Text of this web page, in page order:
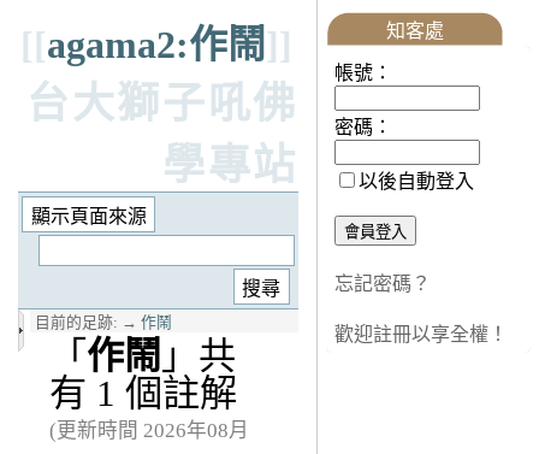
[[agama2:作鬧]]
台大獅子吼佛
學專站
目前的足跡: → 作鬧
「 作鬧 」共
有 1 個註解
(更新時間 2026年08月
知客處
帳號：
密碼：
以後自動登入
忘記密碼？
歡迎註冊以享全權！